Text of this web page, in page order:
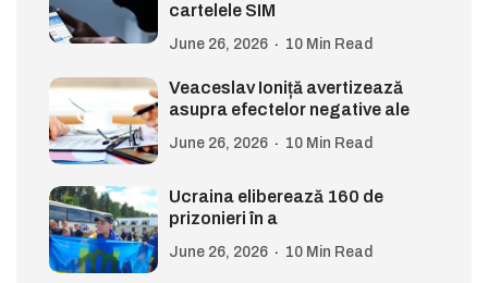
cartelele SIM
June 26, 2026 10 Min Read
Veaceslav Ioniță avertizează
asupra efectelor negative ale
June 26, 2026 10 Min Read
Ucraina eliberează 160 de
prizonieri în a
June 26, 2026 10 Min Read